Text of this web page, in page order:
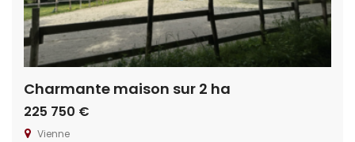
Charmante maison sur 2 ha
225 750 €
Vienne